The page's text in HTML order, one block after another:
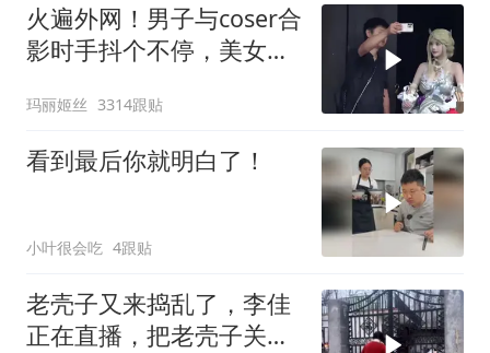
火遍外网！男子与coser合
影时手抖个不停，美女做
玛丽姬丝 3314跟贴
看到最后你就明白了！
小叶很会吃 4跟贴
老壳子又来捣乱了，李佳
正在直播，把老壳子关在